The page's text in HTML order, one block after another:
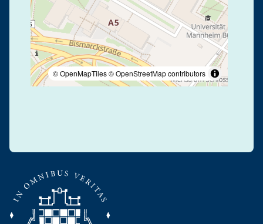
© OpenMapTiles© OpenStreetMap contributors